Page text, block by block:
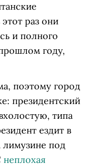
этот раз они
и полного
году,
поэтому город
президентский
типа
ездит в
под
неплохая